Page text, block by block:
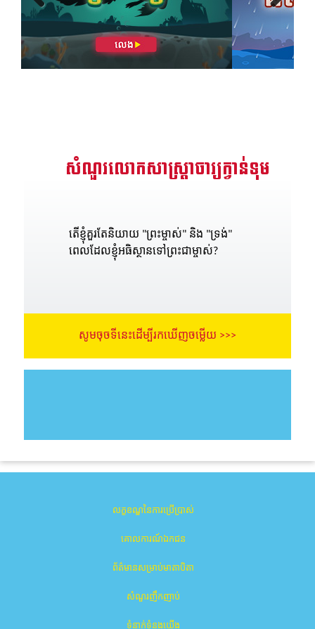
Previous Next
សំណួរលោកសាស្រ្តាចារ្យក្វាន់ទុម
តើខ្ញុំគួរតែនិយាយ "ព្រះម្ចាស់" និង "ទ្រង់"
ពេលដែលខ្ញុំអធិស្ថានទៅព្រះជាម្ចាស់?
សូមចុចទីនេះដើម្បីរកឃើញចម្លើយ >>>
លក្ខខណ្ឌនៃការប្រើប្រាស់
គោលការណ៍ឯកជន
ព័ត៌មានសម្រាប់មាតាបិតា
សំណួរញឹកញាប់
ទំនាក់ទំនងយើង